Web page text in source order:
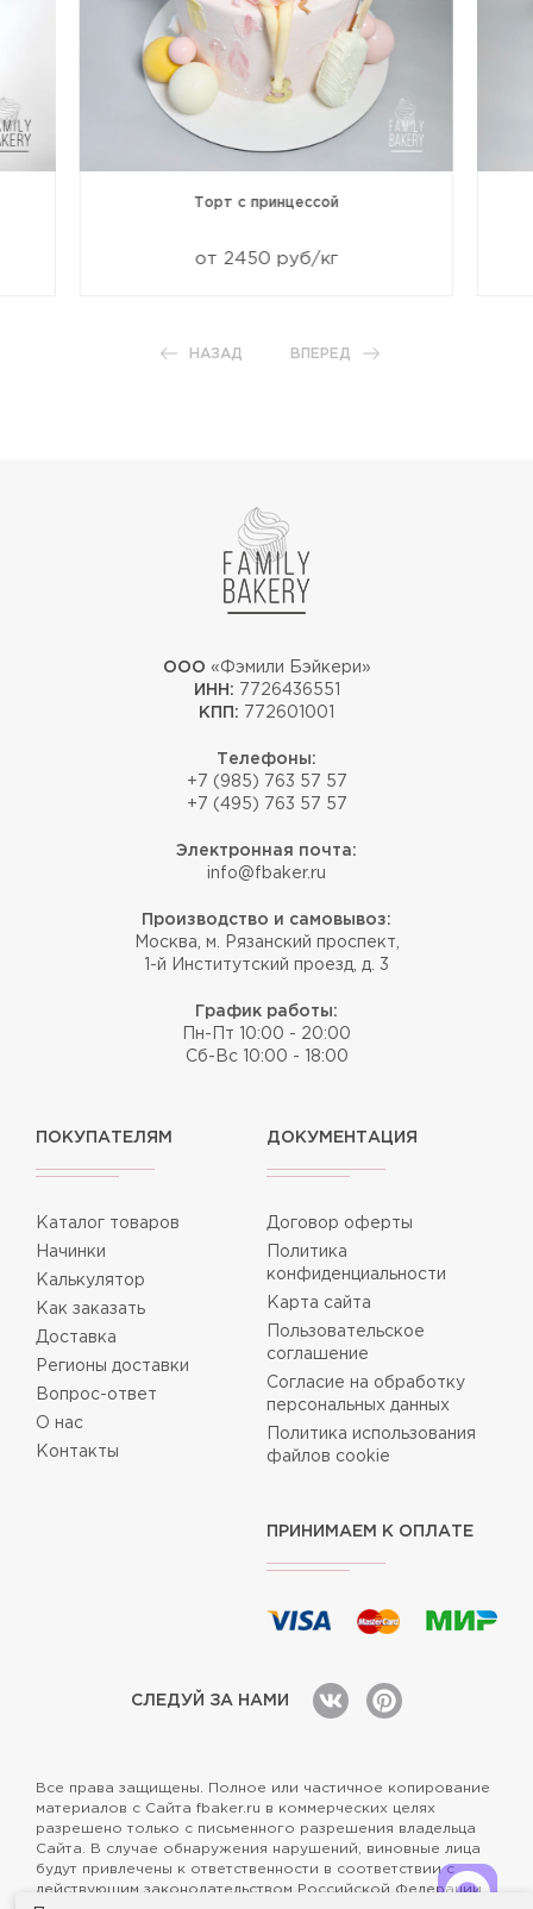
Торт с принцессой
от 2450 руб/кг
НАЗАД ВПЕРЕД
ООО «Фэмили Бэйкери»
ИНН: 7726436551
КПП: 772601001
Телефоны:
+7 (985) 763 57 57
+7 (495) 763 57 57
Электронная почта:
info@fbaker.ru
Производство и самовывоз:
Москва, м. Рязанский проспект,
1-й Институтский проезд, д. 3
График работы:
Пн-Пт 10:00 - 20:00
Сб-Вс 10:00 - 18:00
ПОКУПАТЕЛЯМ
Каталог товаров
Начинки
Калькулятор
Как заказать
Доставка
Регионы доставки
Вопрос-ответ
О нас
Контакты
ДОКУМЕНТАЦИЯ
Договор оферты
Политика
конфиденциальности
Карта сайта
Пользовательское
соглашение
Согласие на обработку
персональных данных
Политика использования
файлов cookie
ПРИНИМАЕМ К ОПЛАТЕ
СЛЕДУЙ ЗА НАМИ
Все права защищены. Полное или частичное копирование
материалов с Сайта fbaker.ru в коммерческих целях
разрешено только с письменного разрешения владельца
Сайта. В случае обнаружения нарушений, виновные лица
будут привлечены к ответственности в соответствии с
действующим законодательством Российской Федерации.